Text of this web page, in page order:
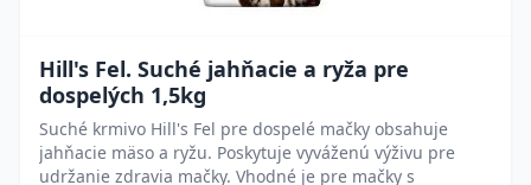
Hill's Fel. Suché jahňacie a ryža pre
dospelých 1,5kg
Suché krmivo Hill's Fel pre dospelé mačky obsahuje
jahňacie mäso a ryžu. Poskytuje vyváženú výživu pre
udržanie zdravia mačky. Vhodné je pre mačky s